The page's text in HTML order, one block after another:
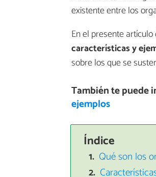
existente entre los
En el presente
características y
sobre los que se
También te puede
ejemplos
Índice
Qué son los